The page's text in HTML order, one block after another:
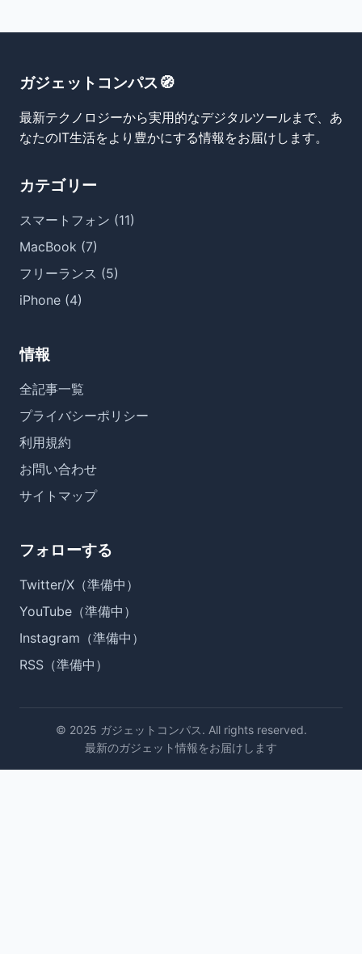
ガジェットコンパス🧭
最新テクノロジーから実用的なデジタルツールまで、あ
なたのIT生活をより豊かにする情報をお届けします。
カテゴリー
スマートフォン (11)
MacBook (7)
フリーランス (5)
iPhone (4)
情報
全記事一覧
プライバシーポリシー
利用規約
お問い合わせ
サイトマップ
フォローする
Twitter/X（準備中）
YouTube（準備中）
Instagram（準備中）
RSS（準備中）
© 2025 ガジェットコンパス. All rights reserved.
最新のガジェット情報をお届けします